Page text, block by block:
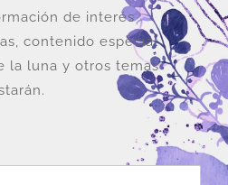
de interés
contenido especial
la luna y otros temas